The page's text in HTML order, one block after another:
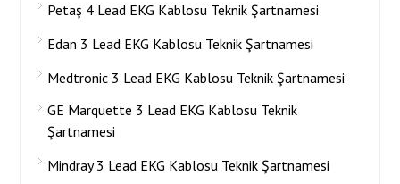
Petaş 4 Lead EKG Kablosu Teknik Şartnamesi
Edan 3 Lead EKG Kablosu Teknik Şartnamesi
Medtronic 3 Lead EKG Kablosu Teknik Şartnamesi
GE Marquette 3 Lead EKG Kablosu Teknik
Şartnamesi
Mindray 3 Lead EKG Kablosu Teknik Şartnamesi